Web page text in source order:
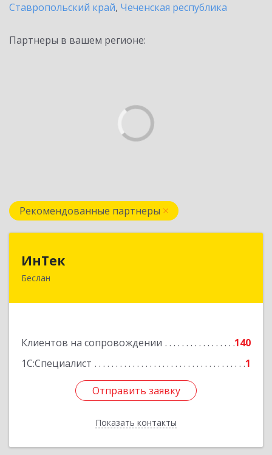
Ставропольский край, Чеченская республика
Партнеры в вашем регионе:
Рекомендованные партнеры
ИнТек
Беслан
Клиентов на сопровождении
140
1С:Специалист
1
Отправить заявку
Показать контакты
Подробнее
Отправить заявку
Назад